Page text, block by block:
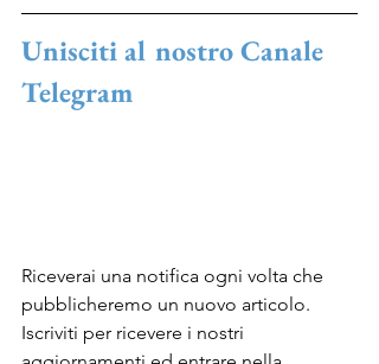
Unisciti al nostro Canale
Telegram
Riceverai una notifica ogni volta che
pubblicheremo un nuovo articolo.
Iscriviti per ricevere i nostri